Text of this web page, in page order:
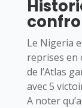
Le Nigeria
reprises en
de l’Atlas
avec 5
A noter